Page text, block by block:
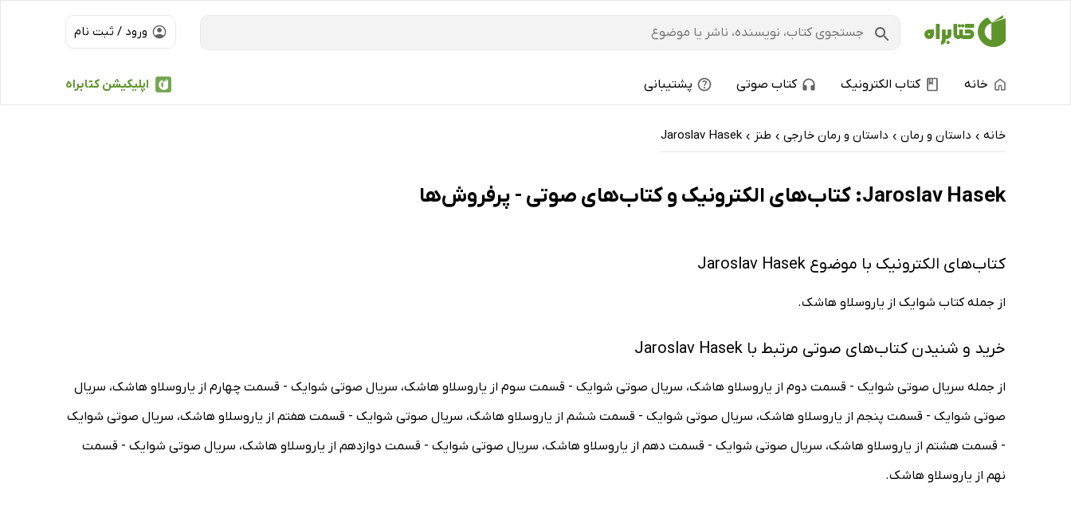
ورود / ثبت نام
اپلیکیشن کتابراه خانه کتاب الکترونیک کتاب صوتی پشتیبانی
خانه › داستان و رمان › داستان و رمان خارجی › طنز ›
Jaroslav Hasek
Jaroslav Hasek: کتاب‌های الکترونیک و کتاب‌های صوتی - پرفروش‌ها
کتاب‌های الکترونیک با موضوع Jaroslav Hasek
از جمله کتاب شوایک از یاروسلاو هاشک.
خرید و شنیدن کتاب‌های صوتی مرتبط با Jaroslav Hasek
از جمله سریال صوتی شوایک - قسمت دوم از یاروسلاو هاشک، سریال صوتی شوایک - قسمت سوم از یاروسلاو هاشک، سریال صوتی شوایک - قسمت چهارم از یاروسلاو هاشک، سریال
صوتی شوایک - قسمت پنجم از یاروسلاو هاشک، سریال صوتی شوایک - قسمت ششم از یاروسلاو هاشک، سریال صوتی شوایک - قسمت هفتم از یاروسلاو هاشک، سریال صوتی شوایک
- قسمت هشتم از یاروسلاو هاشک، سریال صوتی شوایک - قسمت دهم از یاروسلاو هاشک، سریال صوتی شوایک - قسمت دوازدهم از یاروسلاو هاشک، سریال صوتی شوایک - قسمت
نهم از یاروسلاو هاشک.